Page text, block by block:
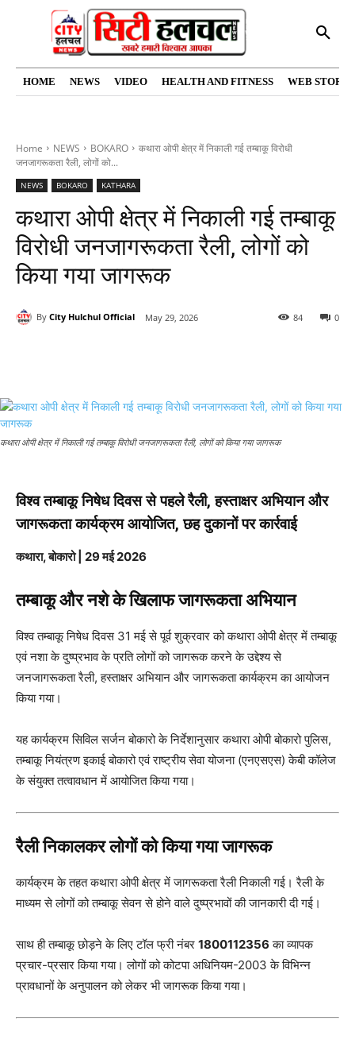
HOME NEWS VIDEO HEALTH AND FITNESS WEB
Home NEWS BOKARO
कथारा ओपी क्षेत्र में निकाली गई तम्बाकू विरोधी
जनजागरूकता रैली, लोगों को...
NEWS BOKARO KATHARA
कथारा ओपी क्षेत्र में निकाली गई तम्बाकू
विरोधी जनजागरूकता रैली, लोगों को
किया गया जागरूक
By City Hulchul Official May 29, 2026 0
84
कथारा ओपी क्षेत्र में निकाली गई तम्बाकू विरोधी जनजागरूकता रैली, लोगों को किया गया जागरूक
विश्व तम्बाकू निषेध दिवस से पहले रैली, हस्ताक्षर अभियान और
जागरूकता कार्यक्रम आयोजित, छह दुकानों पर कार्रवाई
कथारा, बोकारो | 29 मई 2026
तम्बाकू और नशे के खिलाफ जागरूकता अभियान
विश्व तम्बाकू निषेध दिवस 31 मई से पूर्व शुक्रवार को कथारा ओपी क्षेत्र में तम्बाकू
एवं नशा के दुष्प्रभाव के प्रति लोगों को जागरूक करने के उद्देश्य से
जनजागरूकता रैली, हस्ताक्षर अभियान और जागरूकता कार्यक्रम का आयोजन
किया गया।
यह कार्यक्रम सिविल सर्जन बोकारो के निर्देशानुसार कथारा ओपी बोकारो पुलिस,
तम्बाकू नियंत्रण इकाई बोकारो एवं राष्ट्रीय सेवा योजना (एनएसएस) केबी कॉलेज
के संयुक्त तत्वावधान में आयोजित किया गया।
रैली निकालकर लोगों को किया गया जागरूक
कार्यक्रम के तहत कथारा ओपी क्षेत्र में जागरूकता रैली निकाली गई। रैली के
माध्यम से लोगों को तम्बाकू सेवन से होने वाले दुष्प्रभावों की जानकारी दी गई।
साथ ही तम्बाकू छोड़ने के लिए टॉल फ्री नंबर 1800112356 का व्यापक
प्रचार-प्रसार किया गया। लोगों को कोटपा अधिनियम-2003 के विभिन्न
प्रावधानों के अनुपालन को लेकर भी जागरूक किया गया।